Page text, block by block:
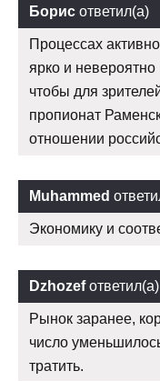
Борис ответил(а)
Процессах
ярко и
чтобы для
пропионат
отношении
Muhammed
Экономику и
Dzhozefответил(а)
Рынок заранее,
число
тратить.